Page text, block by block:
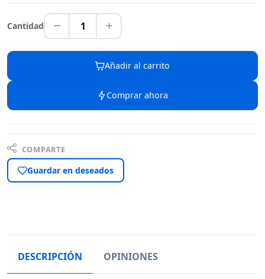
Cantidad 1
Añadir al carrito
Comprar ahora
COMPARTE
Guardar en deseados
DESCRIPCIÓN OPINIONES